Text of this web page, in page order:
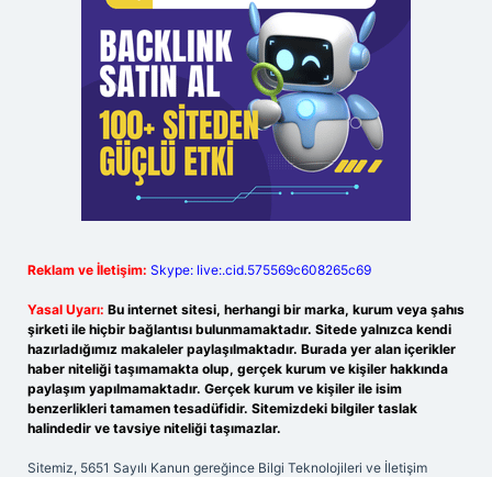
Reklam ve İletişim: Skype: live:.cid.575569c608265c69
Yasal Uyarı: Bu internet sitesi, herhangi bir marka, kurum veya şahıs
şirketi ile hiçbir bağlantısı bulunmamaktadır. Sitede yalnızca kendi
hazırladığımız makaleler paylaşılmaktadır. Burada yer alan içerikler
haber niteliği taşımamakta olup, gerçek kurum ve kişiler hakkında
paylaşım yapılmamaktadır. Gerçek kurum ve kişiler ile isim
benzerlikleri tamamen tesadüfidir. Sitemizdeki bilgiler taslak
halindedir ve tavsiye niteliği taşımazlar.
Sitemiz, 5651 Sayılı Kanun gereğince Bilgi Teknolojileri ve İletişim